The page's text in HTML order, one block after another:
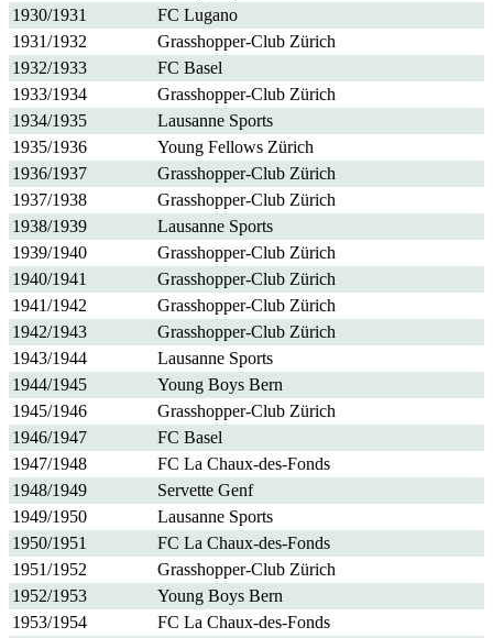
1930/1931
FC Lugano
1931/1932
Grasshopper-Club Zürich
1932/1933
FC Basel
1933/1934
Grasshopper-Club Zürich
1934/1935
Lausanne Sports
1935/1936
Young Fellows Zürich
1936/1937
Grasshopper-Club Zürich
1937/1938
Grasshopper-Club Zürich
1938/1939
Lausanne Sports
1939/1940
Grasshopper-Club Zürich
1940/1941
Grasshopper-Club Zürich
1941/1942
Grasshopper-Club Zürich
1942/1943
Grasshopper-Club Zürich
1943/1944
Lausanne Sports
1944/1945
Young Boys Bern
1945/1946
Grasshopper-Club Zürich
1946/1947
FC Basel
1947/1948
FC La Chaux-des-Fonds
1948/1949
Servette Genf
1949/1950
Lausanne Sports
1950/1951
FC La Chaux-des-Fonds
1951/1952
Grasshopper-Club Zürich
1952/1953
Young Boys Bern
1953/1954
FC La Chaux-des-Fonds